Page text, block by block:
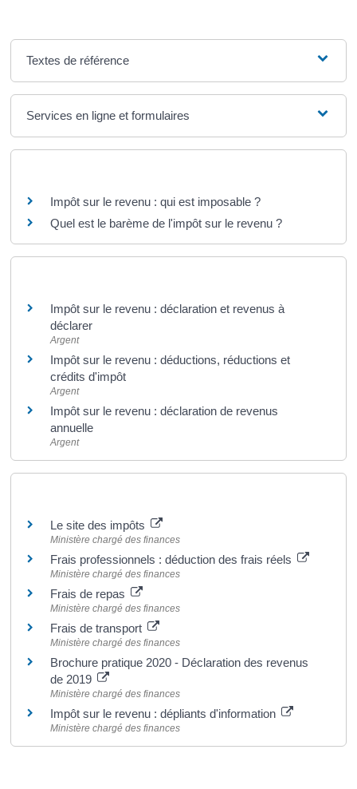
Textes de référence
Services en ligne et formulaires
Impôt sur le revenu : qui est imposable ?
Quel est le barème de l'impôt sur le revenu ?
Impôt sur le revenu : déclaration et revenus à
déclarer
Argent
Impôt sur le revenu : déductions, réductions et
crédits d'impôt
Argent
Impôt sur le revenu : déclaration de revenus
annuelle
Argent
Le site des impôts
Ministère chargé des finances
Frais professionnels : déduction des frais réels
Ministère chargé des finances
Frais de repas
Ministère chargé des finances
Frais de transport
Ministère chargé des finances
Brochure pratique 2020 - Déclaration des revenus
de 2019
Ministère chargé des finances
Impôt sur le revenu : dépliants d'information
Ministère chargé des finances